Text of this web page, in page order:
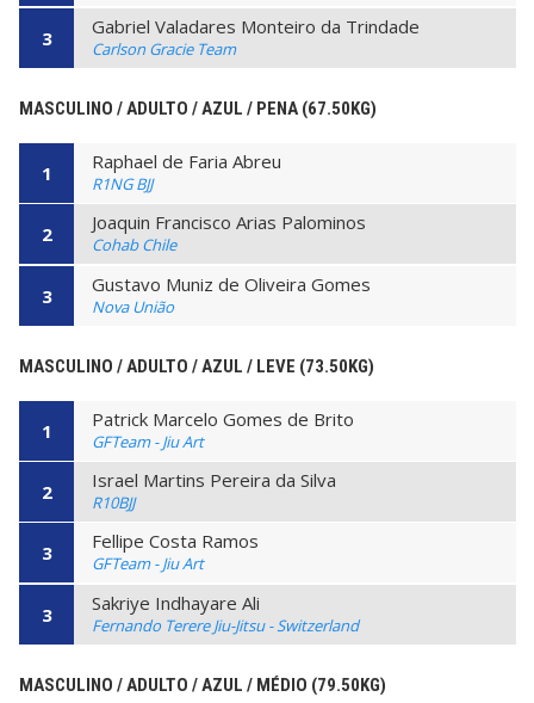
3 Gabriel Valadares Monteiro da Trindade
Carlson Gracie Team
MASCULINO / ADULTO / AZUL / PENA (67.50KG)
1 Raphael de Faria Abreu
R1NG BJJ
2 Joaquin Francisco Arias Palominos
Cohab Chile
3 Gustavo Muniz de Oliveira Gomes
Nova União
MASCULINO / ADULTO / AZUL / LEVE (73.50KG)
1 Patrick Marcelo Gomes de Brito
GFTeam - Jiu Art
2 Israel Martins Pereira da Silva
R10BJJ
3 Fellipe Costa Ramos
GFTeam - Jiu Art
3 Sakriye Indhayare Ali
Fernando Terere Jiu-Jitsu - Switzerland
MASCULINO / ADULTO / AZUL / MÉDIO (79.50KG)